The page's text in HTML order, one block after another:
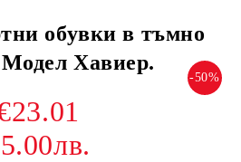
обувки в тъмно
Хавиер.
-50%